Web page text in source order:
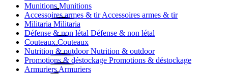
Munitions Munitions
Accessoires armes & tir Accessoires armes & tir
Militaria Militaria
Défense & non létal Défense & non létal
Couteaux Couteaux
Nutrition & outdoor Nutrition & outdoor
Promotions & déstockage Promotions & déstockage
Armuriers Armuriers